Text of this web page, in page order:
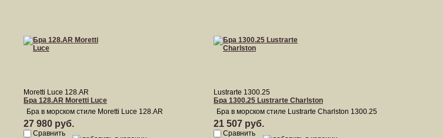
Moretti Luce 128.AR
Бра 128.AR Moretti Luce
Бра в морском стиле Moretti Luce 128.AR
27 980 руб.
Сравнить
Lustrarte 1300.25
Бра 1300.25 Lustrarte Charlston
Бра в морском стиле Lustrarte Charlston 1300.25
21 507 руб.
Сравнить